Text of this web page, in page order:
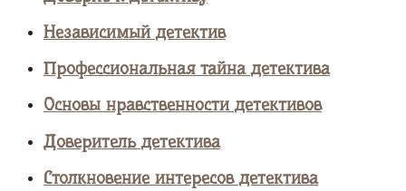
Независимый детектив
Профессиональная тайна детектива
Основы нравственности детективов
Доверитель детектива
Столкновение интересов детектива